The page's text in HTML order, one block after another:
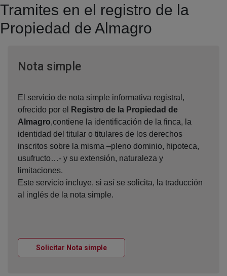
Tramites en el registro de la
Propiedad de Almagro
Nota simpleVentana nueva
El servicio de nota simple informativa registral,
ofrecido por el
Registro de la Propiedad de
Almagro,contiene la identificación de la finca, la
identidad del titular o titulares de los derechos
inscritos sobre la misma –pleno dominio, hipoteca,
usufructo…- y su extensión, naturaleza y
limitaciones.
Este servicio incluye, si así se solicita, la traducción
al inglés de la nota simple.
Solicitar Nota simpleVentana nueva